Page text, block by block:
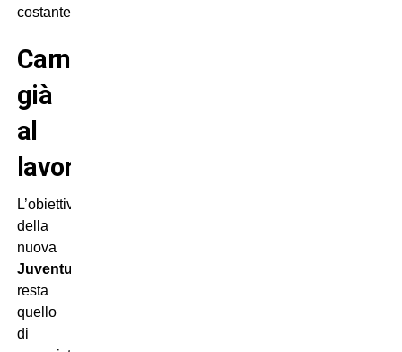
costante.
Carnevali
già
al
lavoro
L’obiettivo
della
nuova
Juventus
resta
quello
di